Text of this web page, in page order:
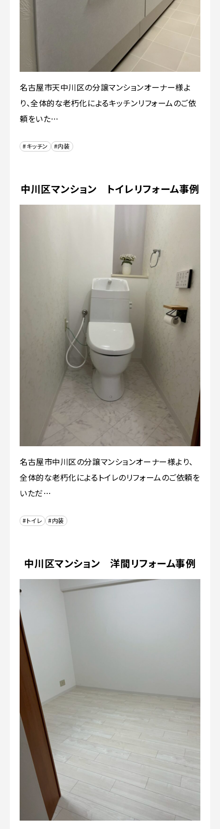
名古屋市天中川区の分譲マンションオーナー様よ
り、全体的な老朽化によるキッチンリフォームのご依
頼をいた…
#キッチン #内装
中川区マンション トイレリフォーム事例
名古屋市中川区の分譲マンションオーナー様より、
全体的な老朽化によるトイレのリフォームのご依頼を
いただ…
#トイレ #内装
中川区マンション 洋間リフォーム事例